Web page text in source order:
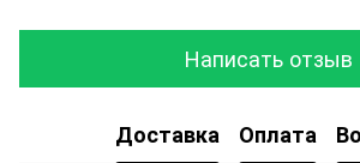
Написать отзыв
Доставка Оплата